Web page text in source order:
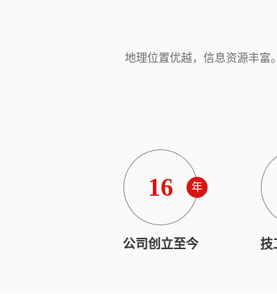
地理位置优越，信息资源丰富
16 年
公司创立至今 技